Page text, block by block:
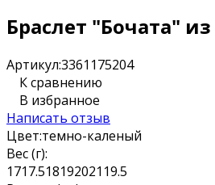
Браслет "Бочата"
Артикул:3361175204
К сравнению
В избранное
Написать отзыв
Цвет:темно-каленый
Вес (г):
1717.518192021 19.5